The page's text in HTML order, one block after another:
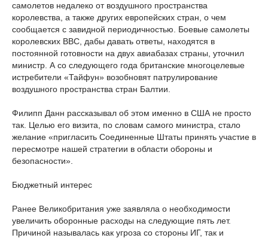
самолетов недалеко от воздушного пространства
королевства, а также других европейских стран, о чем
сообщается с завидной периодичностью. Боевые самолеты
королевских ВВС, дабы давать ответы, находятся в
постоянной готовности на двух авиабазах страны, уточнил
министр. А со следующего года британские многоцелевые
истребители «Тайфун» возобновят патрулирование
воздушного пространства стран Балтии.
Филипп Данн рассказывал об этом именно в США не просто
так. Целью его визита, по словам самого министра, стало
желание «пригласить Соединенные Штаты принять участие в
пересмотре нашей стратегии в области обороны и
безопасности».
Бюджетный интерес
Ранее Великобритания уже заявляла о необходимости
увеличить оборонные расходы на следующие пять лет.
Причиной называлась как угроза со стороны ИГ, так и